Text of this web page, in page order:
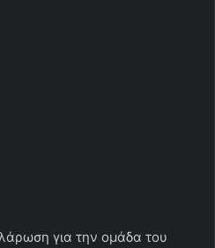
για την ομάδα του